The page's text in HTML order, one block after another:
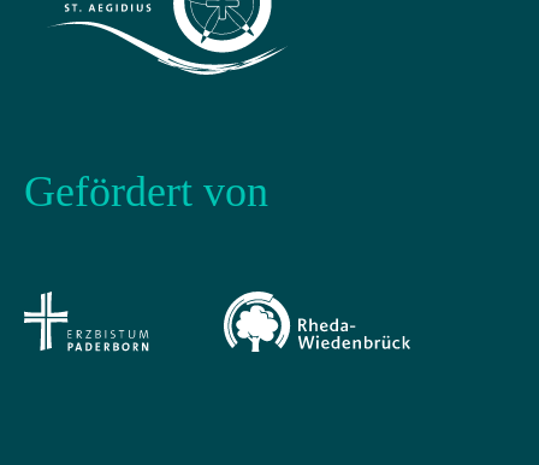
Gefördert von